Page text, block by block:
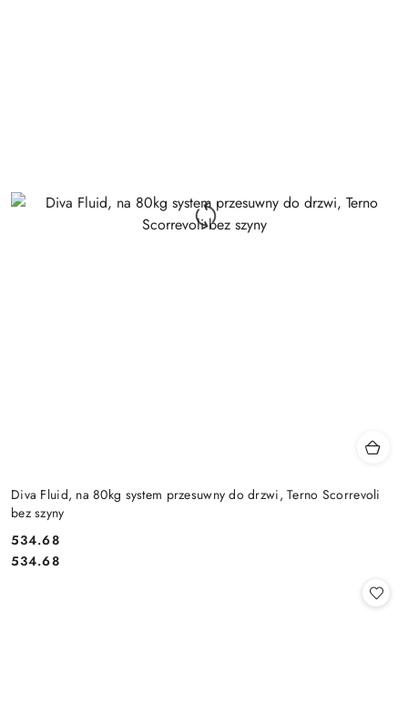
Diva Fluid, na 80kg system przesuwny do drzwi, Terno Scorrevoli
bez szyny
Cena:
534.68
Cena:
534.68